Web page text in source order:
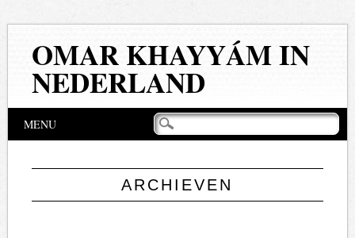
OMAR KHAYYÁM IN
NEDERLAND
Hoofdmenu
springen
MENU
ARCHIEVEN